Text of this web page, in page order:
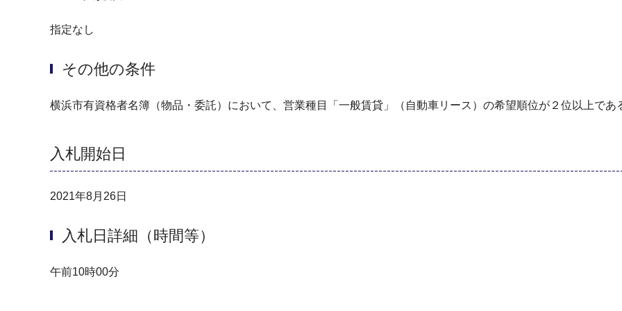
指定なし
その他の条件
横浜市有資格者名簿（物品・委託）において、営業種目「一般賃貸」（自動車リース）の希望順位が２位以上であ
入札開始日
2021年8月26日
入札日詳細（時間等）
午前10時00分